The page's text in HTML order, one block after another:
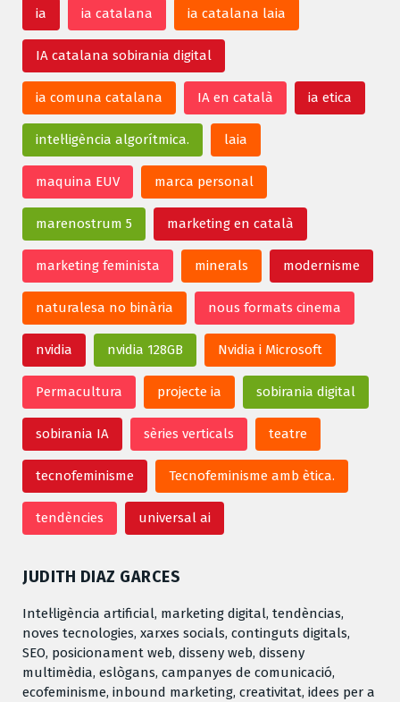
ia ia catalana ia catalana laia
IA catalana sobirania digital
ia comuna catalana IA en català ia etica
intel·ligència algorítmica. laia
maquina EUV marca personal
marenostrum 5 marketing en català
marketing feminista minerals modernisme
naturalesa no binària nous formats cinema
nvidia nvidia 128GB Nvidia i Microsoft
Permacultura projecte ia sobirania digital
sobirania IA sèries verticals teatre
tecnofeminisme Tecnofeminisme amb ètica.
tendències universal ai
JUDITH DIAZ GARCES
Intel·ligència artificial, marketing digital, tendèncias,
noves tecnologies, xarxes socials, continguts digitals,
SEO, posicionament web, disseny web, disseny
multimèdia, eslògans, campanyes de comunicació,
ecofeminisme, inbound marketing, creativitat, idees per a